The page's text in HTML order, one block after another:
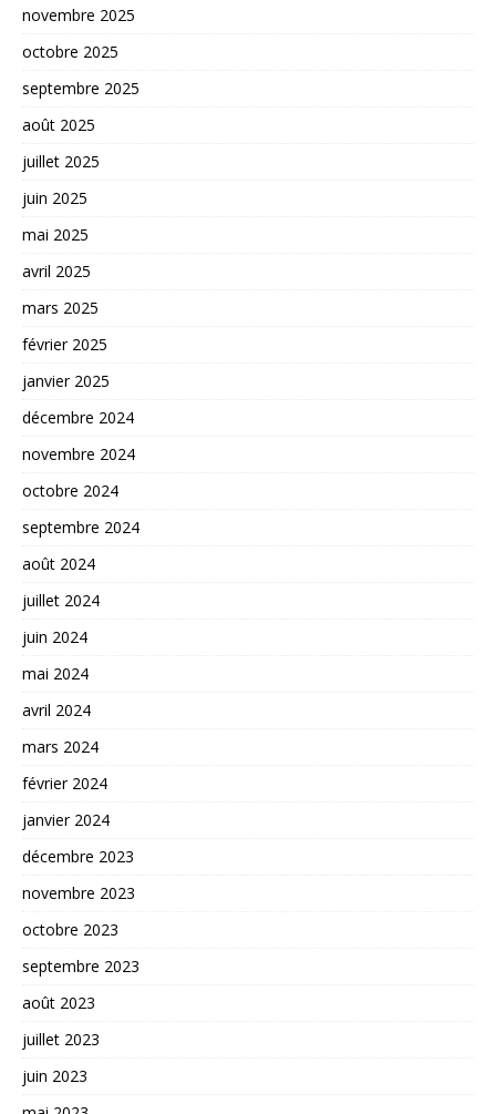
novembre 2025
octobre 2025
septembre 2025
août 2025
juillet 2025
juin 2025
mai 2025
avril 2025
mars 2025
février 2025
janvier 2025
décembre 2024
novembre 2024
octobre 2024
septembre 2024
août 2024
juillet 2024
juin 2024
mai 2024
avril 2024
mars 2024
février 2024
janvier 2024
décembre 2023
novembre 2023
octobre 2023
septembre 2023
août 2023
juillet 2023
juin 2023